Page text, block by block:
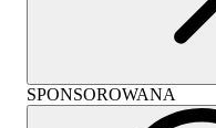
SPONSOROWANA